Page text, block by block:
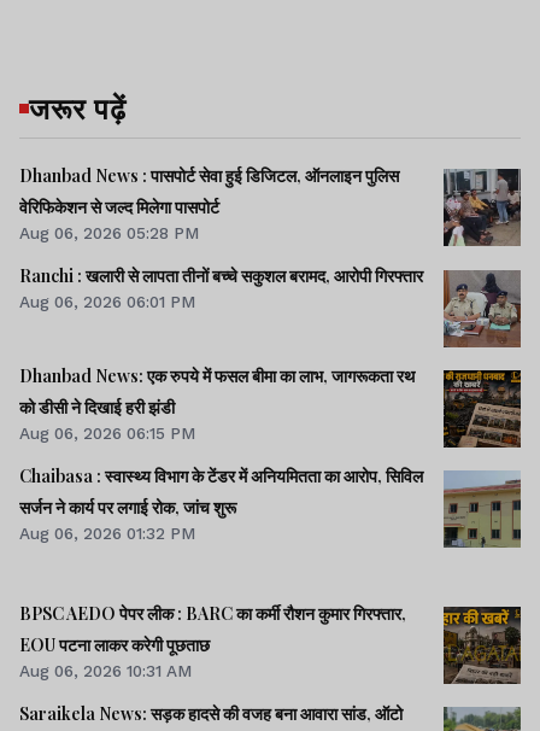
जरूर पढ़ें
Dhanbad News : पासपोर्ट सेवा हुई डिजिटल, ऑनलाइन पुलिस
वेरिफिकेशन से जल्द मिलेगा पासपोर्ट
Aug 06, 2026 05:28 PM
Ranchi : खलारी से लापता तीनों बच्चे सकुशल बरामद, आरोपी गिरफ्तार
Aug 06, 2026 06:01 PM
Dhanbad News: एक रुपये में फसल बीमा का लाभ, जागरूकता रथ
को डीसी ने दिखाई हरी झंडी
Aug 06, 2026 06:15 PM
Chaibasa : स्वास्थ्य विभाग के टेंडर में अनियमितता का आरोप, सिविल
सर्जन ने कार्य पर लगाई रोक, जांच शुरू
Aug 06, 2026 01:32 PM
BPSC AEDO पेपर लीक : BARC का कर्मी रौशन कुमार गिरफ्तार,
EOU पटना लाकर करेगी पूछताछ
Aug 06, 2026 10:31 AM
Saraikela News: सड़क हादसे की वजह बना आवारा सांड, ऑटो